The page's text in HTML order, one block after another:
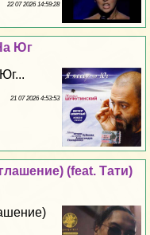
22 07 2026 14:59:28
Юг
21 07 2026 4:53:53
(feat. Тати)